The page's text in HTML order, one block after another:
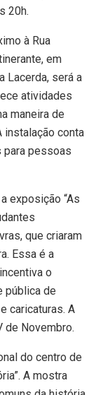
20h.
à Rua
em
Lacerda, será a
atividades
maneira de
instalação conta
para pessoas
exposição “As
que criaram
Essa é a
o
pública de
caricaturas. A
de Novembro.
do centro de
A mostra